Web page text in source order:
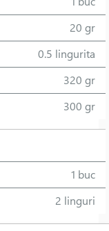
20 gr
0.5 lingurita
320 gr
300 gr
1 buc
2 linguri